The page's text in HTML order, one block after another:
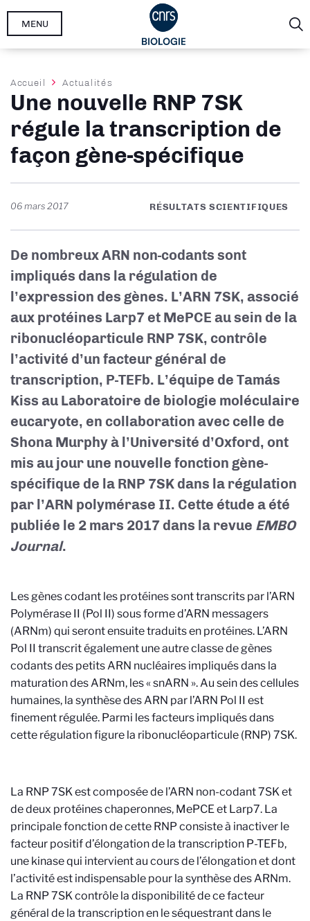
Aller
MENU
Fil
d'Ariane
Accueil Actualités
Une nouvelle RNP 7SK
régule la transcription de
façon gène-spécifique
06 mars 2017 RÉSULTATS SCIENTIFIQUES
De nombreux ARN non-codants sont
impliqués dans la régulation de
l’expression des gènes. L’ARN 7SK, associé
aux protéines Larp7 et MePCE au sein de la
ribonucléoparticule RNP 7SK, contrôle
l’activité d’un facteur général de
transcription, P-TEFb. L’équipe de Tamás
Kiss au Laboratoire de biologie moléculaire
eucaryote, en collaboration avec celle de
Shona Murphy à l’Université d’Oxford, ont
mis au jour une nouvelle fonction gène-
spécifique de la RNP 7SK dans la régulation
par l’ARN polymérase II. Cette étude a été
publiée le 2 mars 2017 dans la revue EMBO
Journal.
Les gènes codant les protéines sont transcrits par l’ARN
Polymérase II (Pol II) sous forme d’ARN messagers
(ARNm) qui seront ensuite traduits en protéines. L’ARN
Pol II transcrit également une autre classe de gènes
codants des petits ARN nucléaires impliqués dans la
maturation des ARNm, les « snARN ». Au sein des cellules
humaines, la synthèse des ARN par l’ARN Pol II est
finement régulée. Parmi les facteurs impliqués dans
cette régulation figure la ribonucléoparticule (RNP) 7SK.
La RNP 7SK est composée de l’ARN non-codant 7SK et
de deux protéines chaperonnes, MePCE et Larp7. La
principale fonction de cette RNP consiste à inactiver le
facteur positif d’élongation de la transcription P-TEFb,
une kinase qui intervient au cours de l’élongation et dont
l’activité est indispensable pour la synthèse des ARNm.
La RNP 7SK contrôle la disponibilité de ce facteur
général de la transcription en le séquestrant dans le